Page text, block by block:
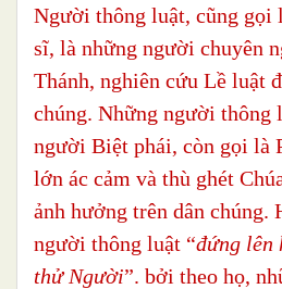
Người thông luật, cũng gọi
sĩ, là những người chuyên
Thánh, nghiên cứu Lề luật
chúng. Những người thông
người Biệt phái, còn gọi là
lớn ác cảm và thù ghét
ảnh hưởng trên dân chúng.
người thông luật “đứng lên
thử Người”. bởi theo họ,